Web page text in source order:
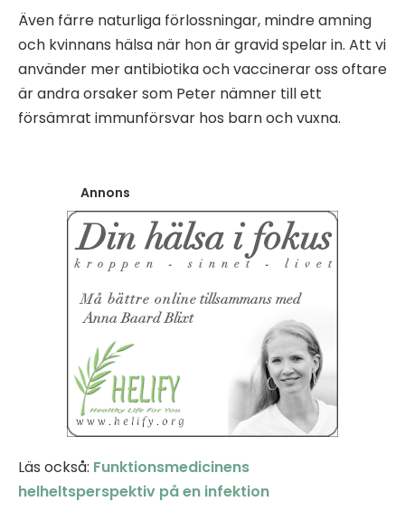
Även färre naturliga förlossningar, mindre amning
och kvinnans hälsa när hon är gravid spelar in. Att vi
använder mer antibiotika och vaccinerar oss oftare
är andra orsaker som Peter nämner till ett
försämrat immunförsvar hos barn och vuxna.
Annons
Läs också: Funktionsmedicinens
helheltsperspektiv på en infektion